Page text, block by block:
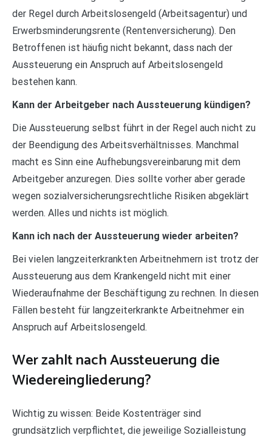
der Regel durch Arbeitslosengeld (Arbeitsagentur) und
Erwerbsminderungsrente (Rentenversicherung). Den
Betroffenen ist häufig nicht bekannt, dass nach der
Aussteuerung ein Anspruch auf Arbeitslosengeld
bestehen kann.
Kann der Arbeitgeber nach Aussteuerung kündigen?
Die Aussteuerung selbst führt in der Regel auch nicht zu
der Beendigung des Arbeitsverhältnisses. Manchmal
macht es Sinn eine Aufhebungsvereinbarung mit dem
Arbeitgeber anzuregen. Dies sollte vorher aber gerade
wegen sozialversicherungsrechtliche Risiken abgeklärt
werden. Alles und nichts ist möglich.
Kann ich nach der Aussteuerung wieder arbeiten?
Bei vielen langzeiterkrankten Arbeitnehmern ist trotz der
Aussteuerung aus dem Krankengeld nicht mit einer
Wiederaufnahme der Beschäftigung zu rechnen. In diesen
Fällen besteht für langzeiterkrankte Arbeitnehmer ein
Anspruch auf Arbeitslosengeld.
Wer zahlt nach Aussteuerung die
Wiedereingliederung?
Wichtig zu wissen: Beide Kostenträger sind
grundsätzlich verpflichtet, die jeweilige Sozialleistung